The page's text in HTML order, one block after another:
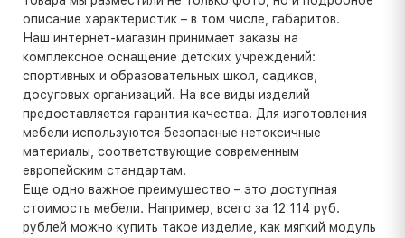
описание характеристик – в том числе, габаритов.
Наш интернет-магазин принимает заказы на
комплексное оснащение детских учреждений:
спортивных и образовательных школ, садиков,
досуговых организаций. На все виды изделий
предоставляется гарантия качества. Для изготовления
мебели используются безопасные нетоксичные
материалы, соответствующие современным
европейским стандартам.
Еще одно важное преимущество – это доступная
стоимость мебели. Например, всего за 12 114 руб.
рублей можно купить такое изделие, как мягкий модуль